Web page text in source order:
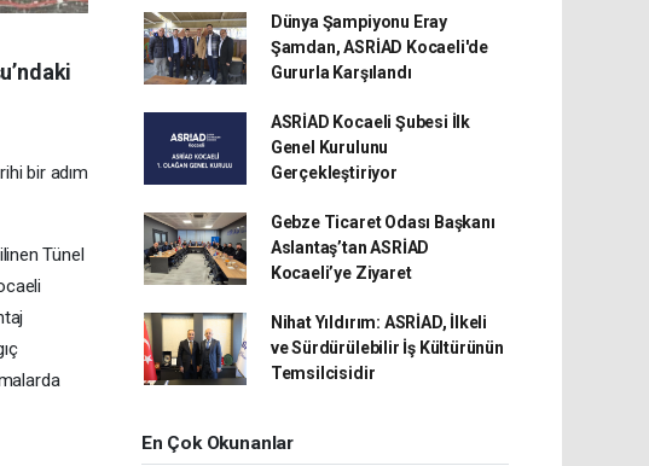
bir adım
Tünel
Dünya Şampiyonu Eray
Şamdan, ASRİAD Kocaeli'de
Gururla Karşılandı
ASRİAD Kocaeli Şubesi İlk
Genel Kurulunu
Gerçekleştiriyor
Gebze Ticaret Odası Başkanı
Aslantaş’tan ASRİAD
Kocaeli’ye Ziyaret
Nihat Yıldırım: ASRİAD, İlkeli
ve Sürdürülebilir İş Kültürünün
Temsilcisidir
En Çok Okunanlar